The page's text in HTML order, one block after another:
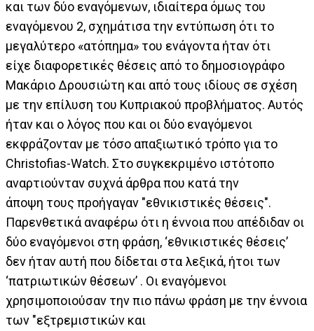
και των δύο εναγόμενων, ιδιαίτερα όμως του
εναγόμενου 2, σχημάτισα την εντύπωση ότι το
μεγαλύτερο «ατόπημα» του ενάγοντα ήταν ότι
είχε διαφορετικές θέσεις από το δημοσιογράφο
Μακάριο Δρουσιώτη και από τους ιδίους σε σχέση
με την επίλυση του Κυπριακού προβλήματος. Αυτός
ήταν και ο λόγος που και οι δύο εναγόμενοι
εκφράζονταν με τόσο απαξιωτικό τρόπο για το
Christofias-Watch. Στο συγκεκριμένο ιστότοπο
αναρτιούνταν συχνά άρθρα που κατά την
άποψη τους προήγαγαν "εθνικιστικές θέσεις".
Παρενθετικά αναφέρω ότι η έννοια που απέδιδαν οι
δύο εναγόμενοι στη φράση, ‘εθνικιστικές θέσεις’
δεν ήταν αυτή που δίδεται στα λεξικά, ήτοι των
‘πατριωτικών θέσεων’ . Οι εναγόμενοι
χρησιμοποιούσαν την πιο πάνω φράση με την έννοια
των "εξτρεμιστικών και